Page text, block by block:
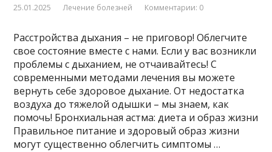
25.01.2025 Лечение болезней Комментарии: 0
Расстройства дыхания – не приговор! Облегчите
свое состояние вместе с нами. Если у вас возникли
проблемы с дыханием, не отчаивайтесь! С
современными методами лечения вы можете
вернуть себе здоровое дыхание. От недостатка
воздуха до тяжелой одышки – мы знаем, как
помочь! Бронхиальная астма: диета и образ жизни
Правильное питание и здоровый образ жизни
могут существенно облегчить симптомы …